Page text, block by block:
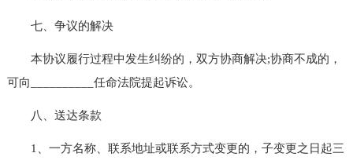
七、争议的解决
本协议履行过程中发生纠纷的，双方协商解决;协商不成的，
可向__________任命法院提起诉讼。
八、送达条款
1、一方名称、联系地址或联系方式变更的，子变更之日起三